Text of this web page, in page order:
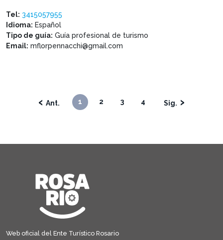
Tel: 3415057955
Idioma: Español
Tipo de guía: Guía profesional de turismo
Email: mflorpennacchi@gmail.com
‹ 1 2 3 4 ›
Web oficial del Ente Turístico Rosario